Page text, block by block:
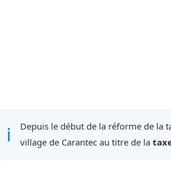
ℹ
Depuis le début de la réforme de la
village de Carantec au titre de la